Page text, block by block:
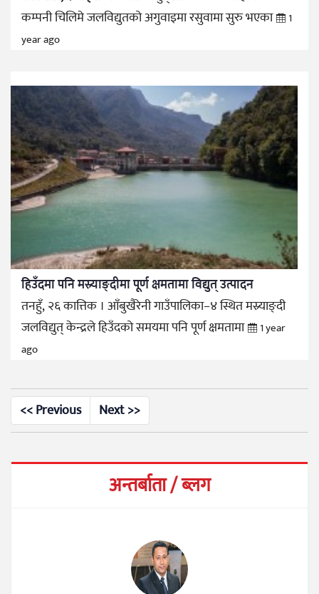
कम्पनी चिलिमे जलविद्युतको अगुवाइमा रसुवामा सुरु भएका
1
year ago
हिउँदमा पनि मस्र्याङ्दीमा पूर्ण क्षमतामा विद्युत् उत्पादन
तनहुँ, २६ कात्तिक । आँबुखैरेनी गाउँपालिका–४ स्थित मस्र्याङ्दी
जलविद्युत् केन्द्रले हिउँदको समयमा पनि पूर्ण क्षमतामा
1 year
ago
<< Previous Next >>
अन्तर्बाता / ब्लग